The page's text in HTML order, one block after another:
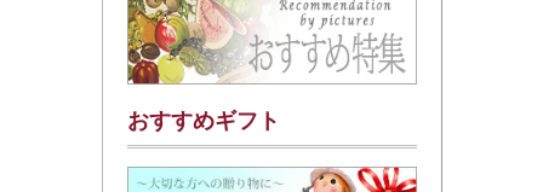
おすすめギフト